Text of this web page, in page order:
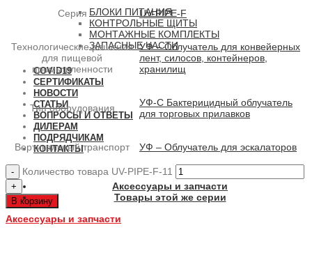
БЛОКИ ПИТАНИЯ
КОНТРОЛЬНЫЕ ЩИТЫ
МОНТАЖНЫЕ КОМПЛЕКТЫ
ЗАПАСНЫЕ ЧАСТИ
COVID19
СЕРТИФИКАТЫ
НОВОСТИ
СТАТЬИ
ВОПРОСЫ И ОТВЕТЫ
ДИЛЕРАМ
ПОДРЯДЧИКАМ
КОНТАКТЫ
Серия UV-PIPE-F
Технологические решения
для пищевой
промышленности
УФ – Облучатель для конвейерных
лент, силосов, контейнеров,
хранилищ
Тип оборудования
УФ-С Бактерицидный облучатель
для торговых прилавков
Вертикальный транспорт УФ – Облучатель для эскалаторов
Количество товара UV-PIPE-F-11
В корзину
Аксессуары и запчасти
Товары этой же серии
Аксессуары и запчасти